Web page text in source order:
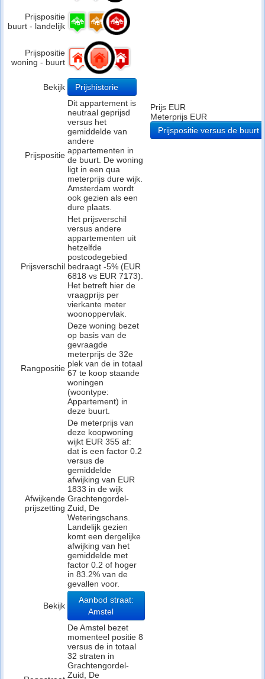
Prijspositie
buurt - landelijk
Prijspositie
woning - buurt
Bekijk Prijshistorie
Prijspositie
Dit appartement is
neutraal geprijsd
versus het
gemiddelde van
andere
appartementen in
de buurt. De woning
ligt in een qua
meterprijs dure wijk.
Amsterdam wordt
ook gezien als een
dure plaats.
Prijsverschil
Het prijsverschil
versus andere
appartementen uit
hetzelfde
postcodegebied
bedraagt -5% (EUR
6818 vs EUR 7173).
Het betreft hier de
vraagprijs per
vierkante meter
woonoppervlak.
Rangpositie
Deze woning bezet
op basis van de
gevraagde
meterprijs de 32e
plek van de in totaal
67 te koop staande
woningen
(woontype:
Appartement) in
deze buurt.
Afwijkende
prijszetting
De meterprijs van
deze koopwoning
wijkt EUR 355 af:
dat is een factor 0.2
versus de
gemiddelde
afwijking van EUR
1833 in de wijk
Grachtengordel-
Zuid, De
Weteringschans.
Landelijk gezien
komt een dergelijke
afwijking van het
gemiddelde met
factor 0.2 of hoger
in 83.2% van de
gevallen voor.
Bekijk
Aanbod straat:
Amstel
De Amstel bezet
momenteel positie 8
versus de in totaal
32 straten in
Grachtengordel-
Zuid, De
Prijs EUR
Meterprijs EUR
Prijspositie versus de buurt